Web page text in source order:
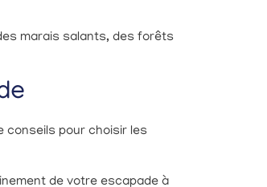
marais salants, des forêts
conseils pour choisir les
de votre escapade à